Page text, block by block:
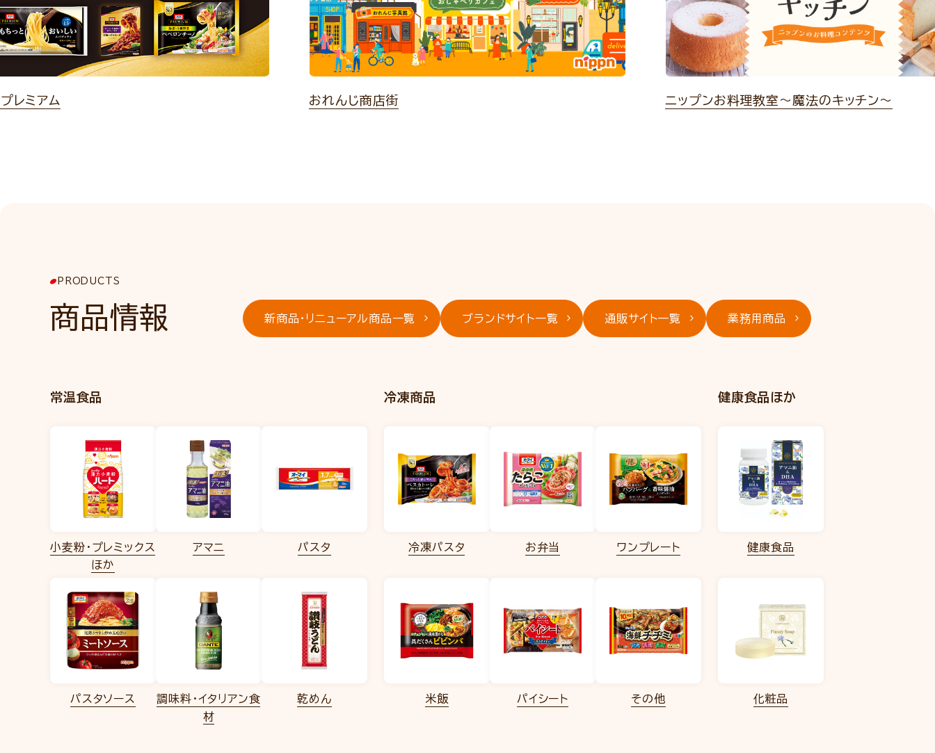
レミアム おれんじ商店街 ニップンお料理教室～魔法のキッチン～
PRODUCTS
商品情報 新商品・リニューアル商品一覧 ブランドサイト一覧 通販サイト一覧 業務用商品
常温食品
小麦粉・プレミックス
ほか
アマニ パスタ
パスタソース
調味料・イタリアン食
材
乾めん
冷凍商品
冷凍パスタ お弁当 ワンプレート
米飯 パイシート その他
健康食品ほか
健康食品
化粧品